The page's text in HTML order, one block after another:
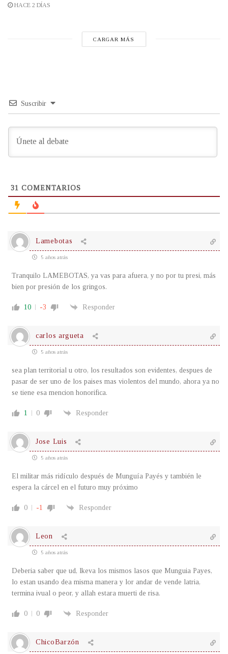
HACE 2 DÍAS
CARGAR MÁS
Suscribir
31 COMENTARIOS
Lamebotas
5 años atrás
Tranquilo LAMEBOTAS, ya vas para afuera, y no por tu presi, más
bien por presión de los gringos.
10 -3 Responder
carlos argueta
5 años atrás
sea plan territorial u otro, los resultados son evidentes, despues de
pasar de ser uno de los paises mas violentos del mundo, ahora ya no
se tiene esa mencion honorifica.
1 0 Responder
Jose Luis
5 años atrás
El militar más ridículo después de Munguía Payés y también le
espera la cárcel en el futuro muy próximo
0 -1 Responder
Leon
5 años atrás
Deberia saber que ud, lkeva los mismos lasos que Munguia Payes,
lo estan usando dea misma manera y lor andar de vende latria,
termina ivual o peor, y allah estara muerti de risa.
0 0 Responder
ChicoBarzón